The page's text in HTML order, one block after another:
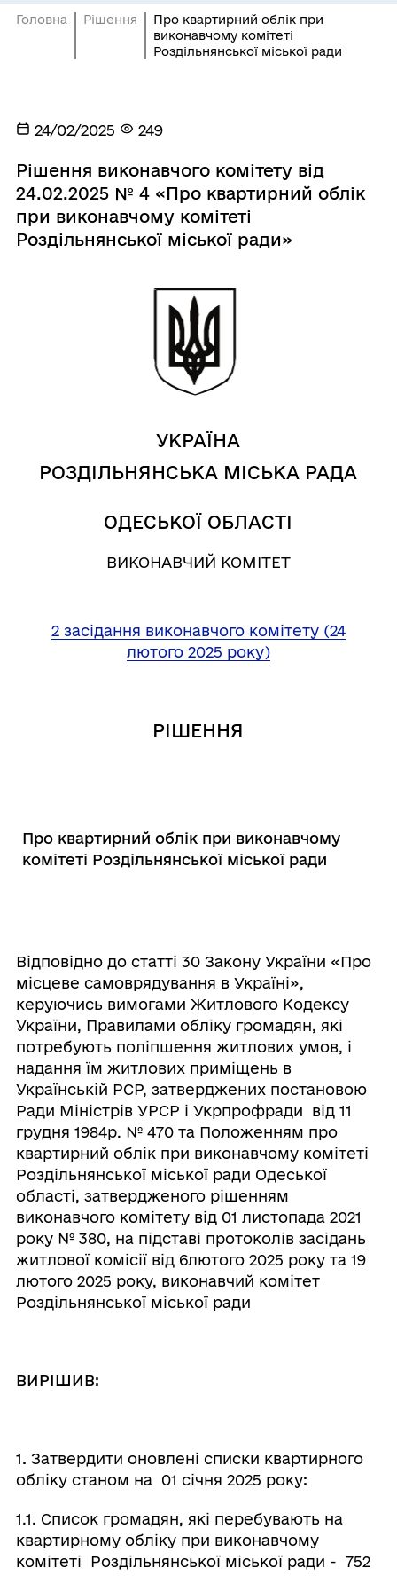
Головна Рішення
Про квартирний облік при
виконавчому комітеті
Роздільнянської міської ради
24/02/2025 249
Рішення виконавчого комітету від
24.02.2025 № 4 «Про квартирний облік
при виконавчому комітеті
Роздільнянської міської ради»
УКРАЇНА
РОЗДІЛЬНЯНСЬКА МІСЬКА РАДА
ОДЕСЬКОЇ ОБЛАСТІ
ВИКОНАВЧИЙ КОМІТЕТ
2 засідання виконавчого комітету (24
лютого 2025 року)
РІШЕННЯ
Про квартирний облік при виконавчому
комітеті Роздільнянської міської ради
Відповідно до статті 30 Закону України «Про
місцеве самоврядування в Україні»,
керуючись вимогами Житлового Кодексу
України, Правилами обліку громадян, які
потребують поліпшення житлових умов, і
надання їм житлових приміщень в
Українській РСР, затверджених постановою
Ради Міністрів УРСР і Укрпрофради від 11
грудня 1984р. № 470 та Положенням про
квартирний облік при виконавчому комітеті
Роздільнянської міської ради Одеської
області, затвердженого рішенням
виконавчого комітету від 01 листопада 2021
року № 380, на підставі протоколів засідань
житлової комісії від 6лютого 2025 року та 19
лютого 2025 року, виконавчий комітет
Роздільнянської міської ради
ВИРІШИВ:
1. Затвердити оновлені списки квартирного
обліку станом на 01 січня 2025 року:
1.1. Список громадян, які перебувають на
квартирному обліку при виконавчому
комітеті Роздільнянської міської ради - 752